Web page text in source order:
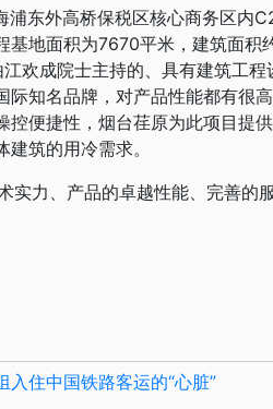
东外高桥保税区核心商务区内
基地面积为7670平米，建筑面
欢成院士主持的、具有建筑工
际知名品牌，对产品性能都有很
控便捷性，烟台荏原为此项目提
筑的用冷需求。
力、产品的卓越性能、完善的
入住中国铁路客运的“心脏”